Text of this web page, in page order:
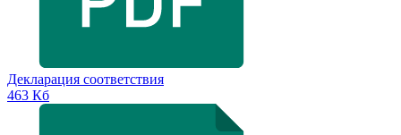
Декларация соответствия
463 Кб